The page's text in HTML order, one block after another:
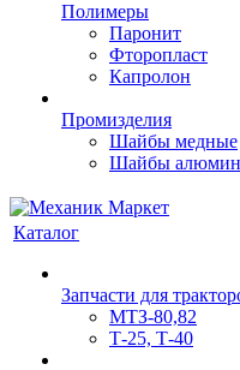
Полимеры
Паронит
Фторопласт
Капролон
Промизделия
Шайбы медные
Шайбы
Каталог
Запчасти для
МТЗ-80,82
Т-25, Т-40